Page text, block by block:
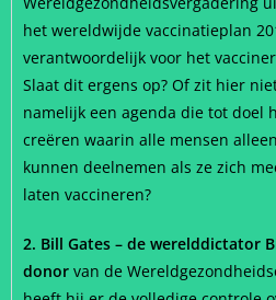
het wereldwijde vaccinatieplan
verantwoordelijk voor het
Slaat dit ergens op? Of zit hier
namelijk een agenda die tot doel
creëren waarin alle mensen
kunnen deelnemen als ze zich
laten vaccineren?
2. Bill Gates – de werelddictator
donor van de